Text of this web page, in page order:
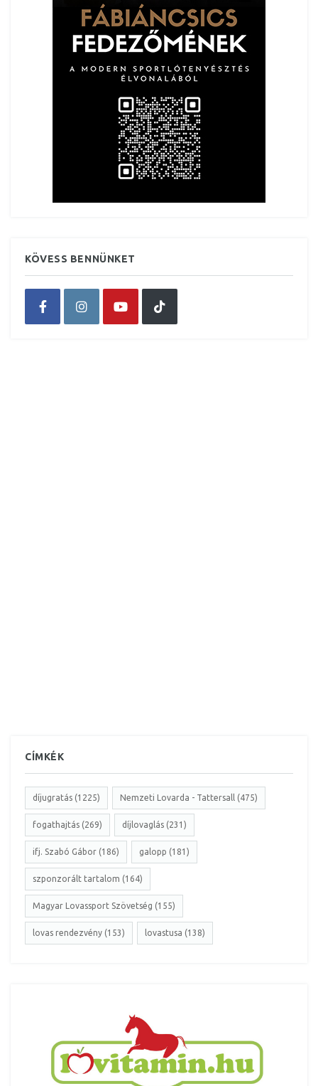
KÖVESS BENNÜNKET
CÍMKÉK
díjugratás (1225) Nemzeti Lovarda - Tattersall (475)
fogathajtás (269) díjlovaglás (231)
ifj. Szabó Gábor (186) galopp (181)
szponzorált tartalom (164)
Magyar Lovassport Szövetség (155)
lovas rendezvény (153) lovastusa (138)